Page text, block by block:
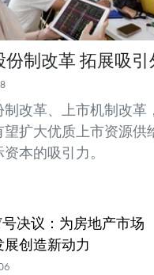
制改革 拓展吸引
制改革、上市机制改革
望扩大优质上市资源供
本的吸引力。
决议：为房地产市场
创造新动力